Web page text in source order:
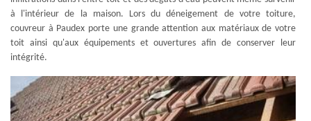
à l'intérieur de la maison. Lors du déneigement de votre toiture,
couvreur à Paudex porte une grande attention aux matériaux de votre
toit ainsi qu'aux équipements et ouvertures afin de conserver leur
intégrité.